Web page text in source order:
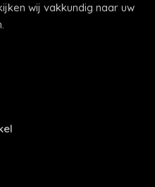
wij vakkundig naar uw